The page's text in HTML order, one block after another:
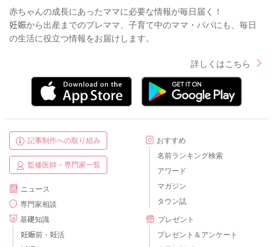
赤ちゃんの成長にあったママに必要な情報が毎日届く！
妊娠から出産までのプレママ、子育て中のママ・パパにも、毎日
の生活に役立つ情報をお届けします。
詳しくはこちら
記事制作への取り組み
監修医師・専門家一覧
ニュース
専門家相談
基礎知識
妊娠前・妊活
おすすめ
名前ランキング検索
アワード
マガジン
タウン誌
プレゼント
プレゼント＆アンケート